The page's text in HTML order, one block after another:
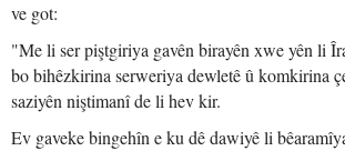
ve got:
"Me li ser piştgiriya gavên birayên xwe yên li
bo bihêzkirina serweriya dewletê û komkirina
saziyên niştimanî de li hev kir.
Ev gaveke bingehîn e ku dê dawiyê li